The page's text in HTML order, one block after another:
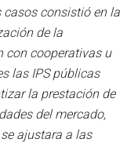
consistió en la
de la
con cooperativas u
las IPS públicas
la prestación de
del mercado,
ajustara a las